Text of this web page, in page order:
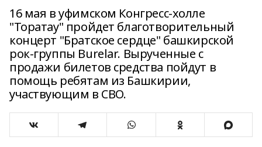
16 мая в уфимском Конгресс-холле
"Торатау" пройдет благотворительный
концерт "Братское сердце" башкирской
рок-группы Burelar. Вырученные с
продажи билетов средства пойдут в
помощь ребятам из Башкирии,
участвующим в СВО.